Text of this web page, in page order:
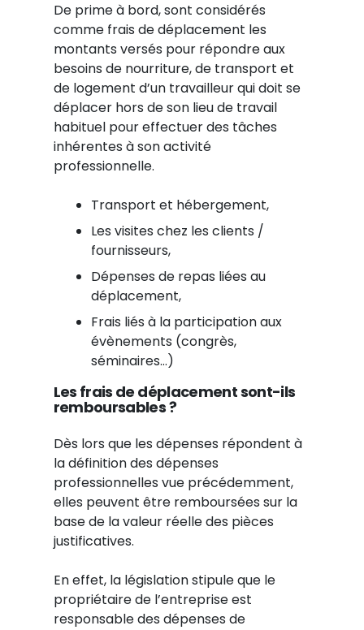
De prime à bord, sont considérés
comme frais de déplacement les
montants versés pour répondre aux
besoins de nourriture, de transport et
de logement d’un travailleur qui doit se
déplacer hors de son lieu de travail
habituel pour effectuer des tâches
inhérentes à son activité
professionnelle.
Transport et hébergement,
Les visites chez les clients /
fournisseurs,
Dépenses de repas liées au
déplacement,
Frais liés à la participation aux
évènements (congrès,
séminaires…)
Les frais de déplacement sont-ils
remboursables ?
Dès lors que les dépenses répondent à
la définition des dépenses
professionnelles vue précédemment,
elles peuvent être remboursées sur la
base de la valeur réelle des pièces
justificatives.
En effet, la législation stipule que le
propriétaire de l’entreprise est
responsable des dépenses de